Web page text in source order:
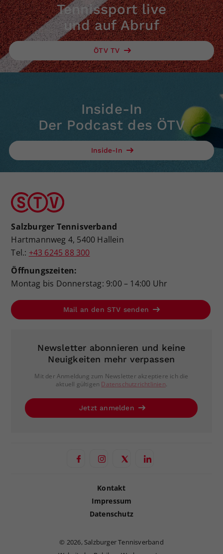
Tennissport live
und auf Abruf
ÖTV TV
Inside-In
Der Podcast des ÖTV
Inside-In
Salzburger Tennisverband
Hartmannweg 4, 5400 Hallein
Tel.: +43 6245 88 300
Öffnungszeiten:
Montag bis Donnerstag: 9:00 – 14:00 Uhr
Mail an den STV senden
Newsletter abonnieren und keine
Neuigkeiten mehr verpassen
Mit der Anmeldung zum Newsletter akzeptiere ich die
aktuell gültigen Datenschutzrichtlinien.
Jetzt anmelden
Kontakt
Impressum
Datenschutz
© 2026, Salzburger Tennisverband